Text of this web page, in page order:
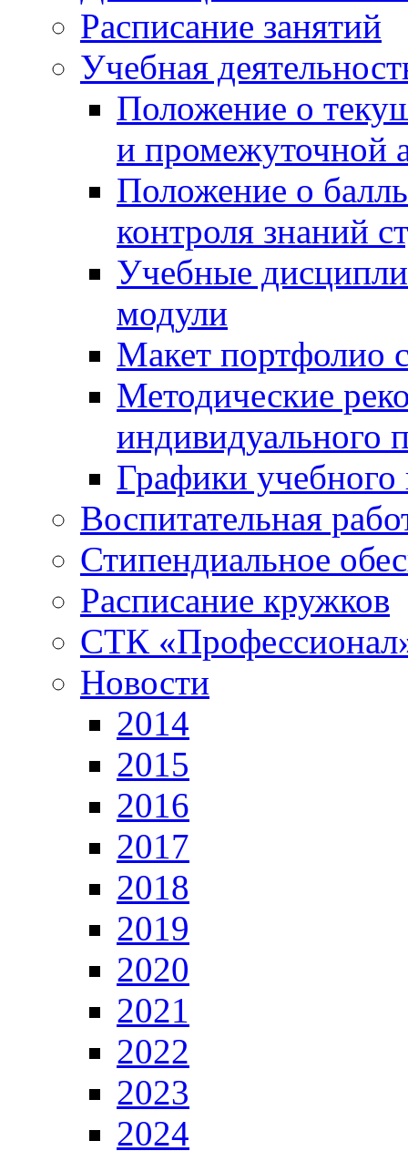
Расписание занятий
Учебная
Положение о
и промежуточной
Положение о
контроля знаний
Учебные
модули
Макет портфолио
Методические
индивидуального
Графики учебного
Воспитательная
Стипендиальное
Расписание кружков
СТК
Новости
2014
2015
2016
2017
2018
2019
2020
2021
2022
2023
2024